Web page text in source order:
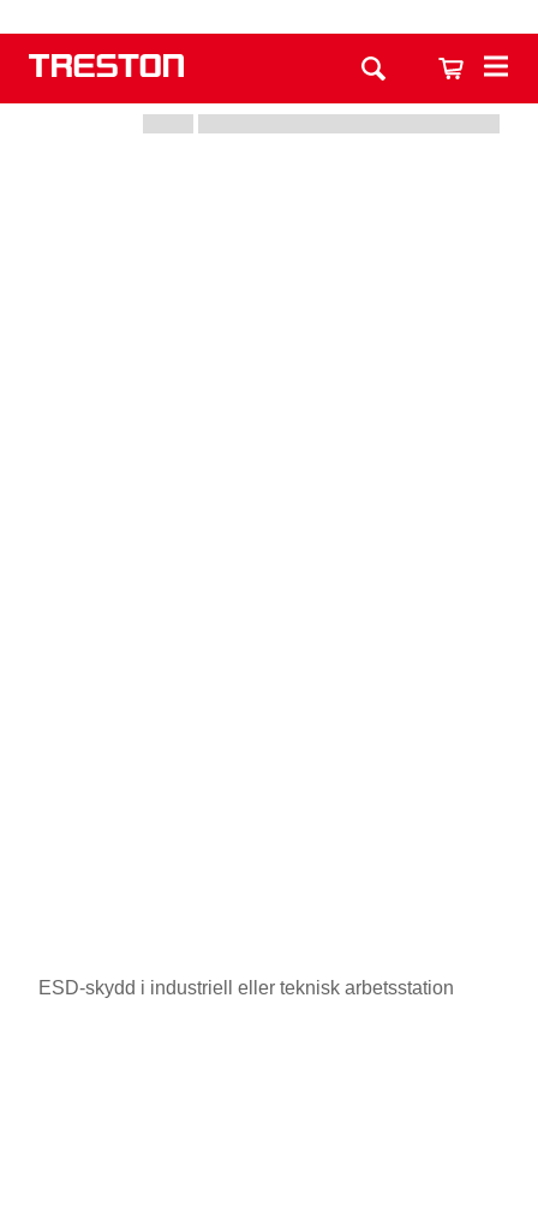
ESD-skydd i industriell eller teknisk arbetsstation